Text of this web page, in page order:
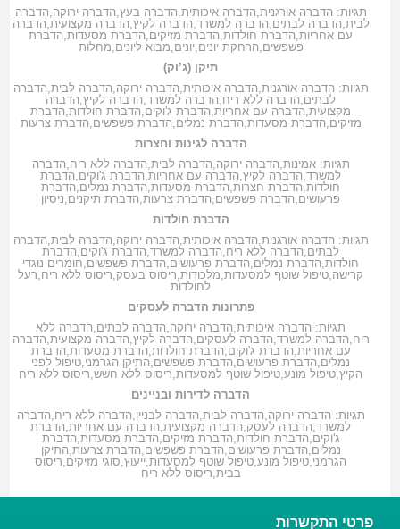
תגיות: הדברה אורגנית,הדברה איכותית,הדברה בעץ,הדברה ירוקה,הדברה
לבית,הדברה לבתים,הדברה למשרד,הדברה לקיץ,הדברה מקצועית,הדברה
עם אחריות,הדברת חולדות,הדברת מזיקים,הדברת מסעדות,הדברת
פשפשים,הרחקת יונים,יונים,מבוא ליונים,מחלות
תיקן (ג’וק)
תגיות: הדברה אורגנית,הדברה איכותית,הדברה ירוקה,הדברה לבית,הדברה
לבתים,הדברה ללא ריח,הדברה למשרד,הדברה לקיץ,הדברה
מקצועית,הדברה עם אחריות,הדברת ג'וקים,הדברת חולדות,הדברת
מזיקים,הדברת מסעדות,הדברת נמלים,הדברת פשפשים,הדברת צרעות
הדברה לגינות וחצרות
תגיות:אמינות,הדברה ירוקה,הדברה לבית,הדברה ללא ריח,הדברה
למשרד,הדברה לקיץ,הדברה עם אחריות,הדברת ג'וקים,הדברת
חולדות,הדברת חצרות,הדברת מסעדות,הדברת נמלים,הדברת
פרעושים,הדברת פשפשים,הדברת צרעות,הדברת תיקנים,ניסיון
הדברת חולדות
תגיות: הדברה אורגנית,הדברה איכותית,הדברה ירוקה,הדברה לבית,הדברה
לבתים,הדברה ללא ריח,הדברה למשרד,הדברת ג'וקים,הדברת
חולדות,הדברת נמלים,הדברת פרעושים,הדברת פשפשים,חומרים נוגדי
קרישה,טיפול שוטף למסעדות,מלכודות,ריסוס בעסק,ריסוס ללא ריח,רעל
לחולדות
פתרונות הדברה לעסקים
תגיות: הדברה איכותית,הדברה ירוקה,הדברה לבתים,הדברה ללא
ריח,הדברה למשרד,הדברה לעסקים,הדברה לקיץ,הדברה מקצועית,הדברה
עם אחריות,הדברת ג'וקים,הדברת חולדות,הדברת מסעדות,הדברת
נמלים,הדברת פרעושים,הדברת פשפשים,התיקן הגרמני,טיפול לפני
הקיץ,טיפול מונע,טיפול שוטף למסעדות,ריסוס ללא חשש,ריסוס ללא ריח
הדברה לדירות ובניינים
תגיות: הדברה ירוקה,הדברה לבית,הדברה לבניין,הדברה ללא ריח,הדברה
למשרד,הדברה לעסק,הדברה מקצועית,הדברה עם אחריות,הדברת
ג'וקים,הדברת חולדות,הדברת מזיקים,הדברת מסעדות,הדברת
נמלים,הדברת פרעושים,הדברת פשפשים,הדברת צרעות,התיקן
הגרמני,טיפול מונע,טיפול שוטף למסעדות,ייעוץ,סוגי מזיקים,ריסוס
בבית,ריסוס ללא ריח
פרטי התקשרות